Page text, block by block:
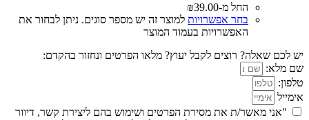
החל מ- ₪39.00
בחר אפשרויות למוצר זה יש מספר סוגים. ניתן לבחור את
האפשרויות בעמוד המוצר
יש לכם שאלה? רוצים לקבל יעוץ? מלאו הפרטים ונחזור בהקדם:
שם מלא:
טלפון:
אימייל
"אני מאשר/ת את מסירת הפרטים ושימוש בהם ליצירת קשר, דיוור